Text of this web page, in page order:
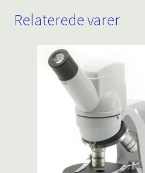
Relaterede varer